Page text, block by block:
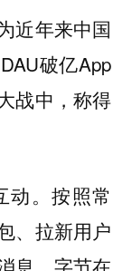
近年来中国
破亿App
战中，称得
动。按照常
、拉新用户